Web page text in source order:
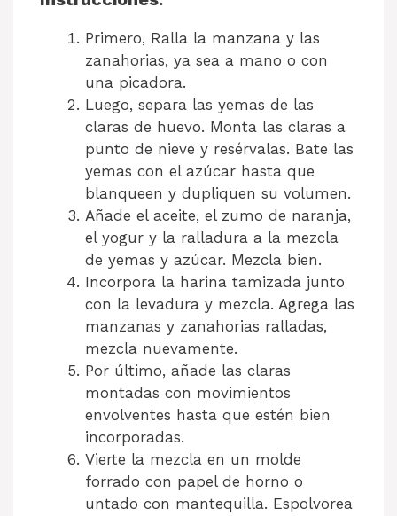
Primero, Ralla la manzana y las
zanahorias, ya sea a mano o con
una picadora.
Luego, separa las yemas de las
claras de huevo. Monta las claras a
punto de nieve y resérvalas. Bate las
yemas con el azúcar hasta que
blanqueen y dupliquen su volumen.
Añade el aceite, el zumo de naranja,
el yogur y la ralladura a la mezcla
de yemas y azúcar. Mezcla bien.
Incorpora la harina tamizada junto
con la levadura y mezcla. Agrega las
manzanas y zanahorias ralladas,
mezcla nuevamente.
Por último, añade las claras
montadas con movimientos
envolventes hasta que estén bien
incorporadas.
Vierte la mezcla en un molde
forrado con papel de horno o
untado con mantequilla. Espolvorea